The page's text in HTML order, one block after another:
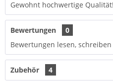
Gewohnt hochwertige
Bewertungen
0
Bewertungen lesen,
Zubehör 4